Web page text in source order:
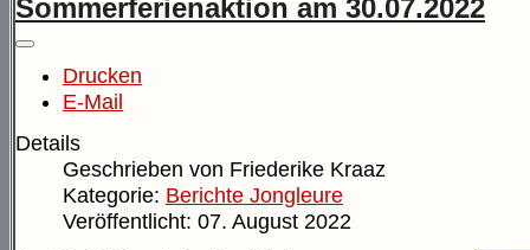
Sommerferienaktion am 30.07.2022
Drucken
E-Mail
Details
Geschrieben von Friederike Kraaz
Kategorie: Berichte Jongleure
Veröffentlicht: 07. August 2022